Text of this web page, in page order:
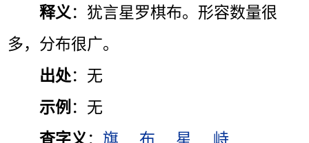
释义 ：犹言星罗棋布。形容数量很
多，分布很广。
出处：无
示例 ：无
查字义 ： 旗 布 星 峙